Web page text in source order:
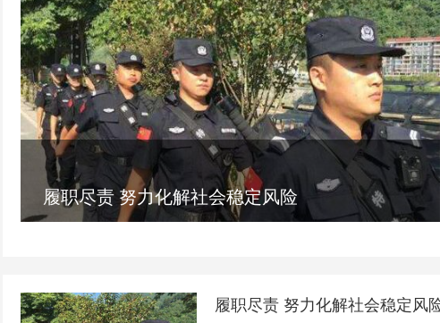
履职尽责 努力化解社会稳定风险
履职尽责 努力化解社会稳定风